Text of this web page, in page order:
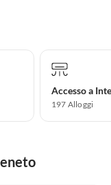
Accesso a
197 Alloggi